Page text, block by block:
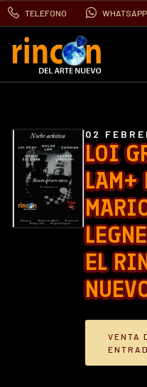
TELEFONO WHATSAPP
LOI
LAM+
EL
02
VENTA